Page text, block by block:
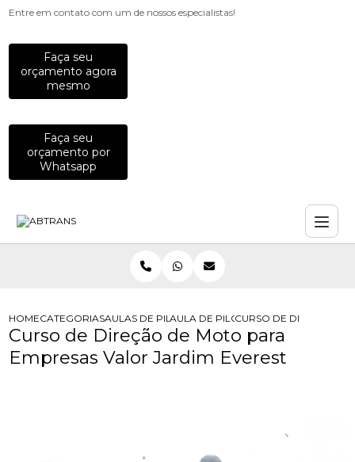
Entre em contato com um de nossos especialistas!
Faça seu
orçamento agora
mesmo
Faça seu
orçamento por
Whatsapp
HOMECATEGORIASAULAS DE PILOTAGEM PARA EMPRESAS
AULA DE PILOTAGEM PARA
CURSO DE DIRECAO
Curso de Direção de Moto para
Empresas Valor Jardim Everest